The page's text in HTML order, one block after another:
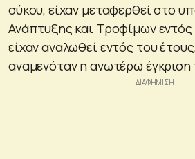
σύκου, είχαν μεταφερθεί στο
Ανάπτυξης και Τροφίμων εντός
είχαν αναλωθεί εντός του
αναμενόταν η ανωτέρω